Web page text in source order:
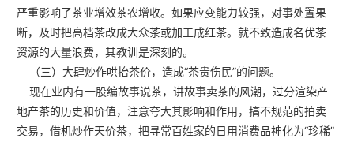
严重影响了茶业增效茶农增收。如果应变能力较强，对事处置果
断，及时把高档茶改成大众茶或加工成红茶。就不致造成名优茶
资源的大量浪费，其教训是深刻的。
（三）大肆炒作哄抬茶价，造成“茶贵伤民”的问题。
现在业内有一股编故事说茶，讲故事卖茶的风潮，过分渲染产
地产茶的历史和价值，注意夸大其影响和作用，搞不规范的拍卖
交易，借机炒作天价茶，把寻常百姓家的日用消费品神化为“珍稀”